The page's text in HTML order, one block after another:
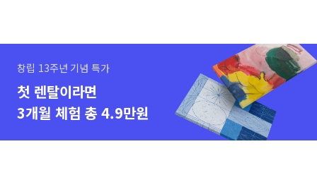
창립 13주년 기념 특가
첫 렌탈이라면
3개월 체험 총 4.9만원